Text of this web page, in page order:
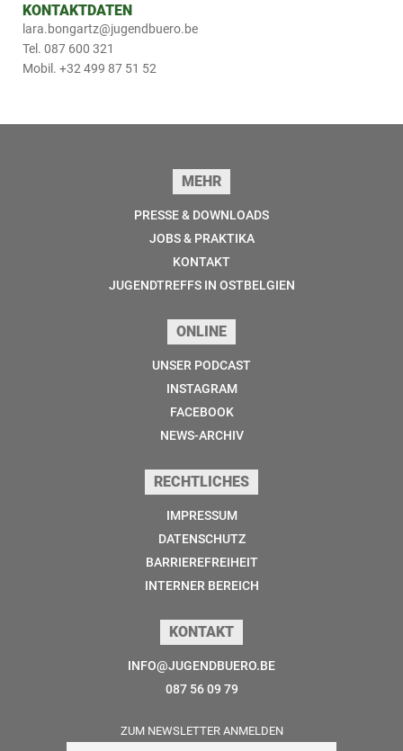
KONTAKTDATEN
lara.bongartz@jugendbuero.be
Tel. 087 600 321
Mobil. +32 499 87 51 52
MEHR
PRESSE & DOWNLOADS
JOBS & PRAKTIKA
KONTAKT
JUGENDTREFFS IN OSTBELGIEN
ONLINE
UNSER PODCAST
INSTAGRAM
FACEBOOK
NEWS-ARCHIV
RECHTLICHES
IMPRESSUM
DATENSCHUTZ
BARRIEREFREIHEIT
INTERNER BEREICH
KONTAKT
INFO@JUGENDBUERO.BE
087 56 09 79
ZUM NEWSLETTER ANMELDEN